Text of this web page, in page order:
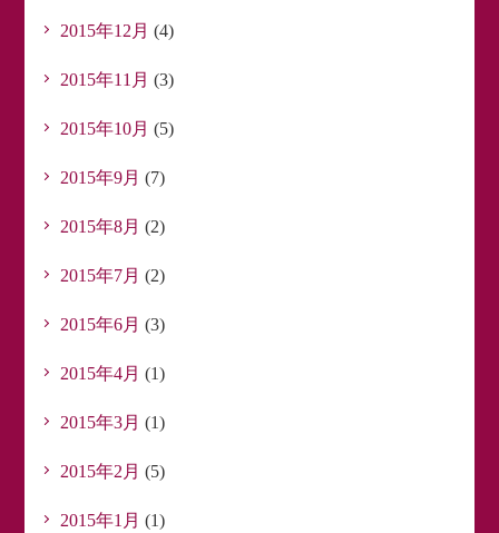
2015年12月 (4)
2015年11月 (3)
2015年10月 (5)
2015年9月 (7)
2015年8月 (2)
2015年7月 (2)
2015年6月 (3)
2015年4月 (1)
2015年3月 (1)
2015年2月 (5)
2015年1月 (1)